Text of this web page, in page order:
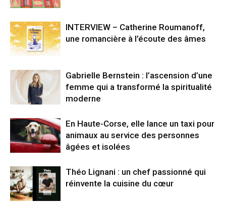
INTERVIEW – Catherine Roumanoff,
une romancière à l’écoute des âmes
Gabrielle Bernstein : l’ascension d’une
femme qui a transformé la spiritualité
moderne
En Haute-Corse, elle lance un taxi pour
animaux au service des personnes
âgées et isolées
Théo Lignani : un chef passionné qui
réinvente la cuisine du cœur